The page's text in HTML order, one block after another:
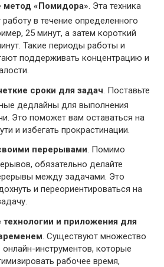
метод «Помидора». Эта техника
в течение определенного
25 минут, а затем короткий
Такие периоды работы и
поддерживать концентрацию и
сроки для задач . Поставьте
дедлайны для выполнения
Это поможет вам оставаться на
и избегать прокрастинации.
перерывами. Помимо
обязательно делайте
между задачами. Это
и переориентироваться на
технологии и приложения для
. Существуют множество
инструментов, которые
рабочее время,